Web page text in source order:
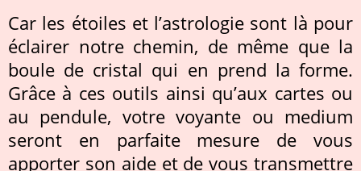
Car les étoiles et l’astrologie sont là pour
éclairer notre chemin, de même que la
boule de cristal qui en prend la forme.
Grâce à ces outils ainsi qu’aux cartes ou
au pendule, votre voyante ou medium
seront en parfaite mesure de vous
apporter son aide et de vous transmettre